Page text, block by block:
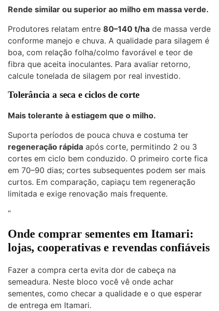
Rende similar ou superior ao milho em massa verde.
Produtores relatam entre 80–140 t/ha de massa verde
conforme manejo e chuva. A qualidade para silagem é
boa, com relação folha/colmo favorável e teor de
fibra que aceita inoculantes. Para avaliar retorno,
calcule tonelada de silagem por real investido.
Tolerância a seca e ciclos de corte
Mais tolerante à estiagem que o milho.
Suporta períodos de pouca chuva e costuma ter
regeneração rápida após corte, permitindo 2 ou 3
cortes em ciclo bem conduzido. O primeiro corte fica
em 70–90 dias; cortes subsequentes podem ser mais
curtos. Em comparação, capiaçu tem regeneração
limitada e exige renovação mais frequente.
“
Onde comprar sementes em Itamari:
lojas, cooperativas e revendas confiáveis
Fazer a compra certa evita dor de cabeça na
semeadura. Neste bloco você vê onde achar
sementes, como checar a qualidade e o que esperar
de entrega em Itamari.